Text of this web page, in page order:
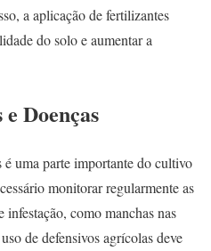
a aplicação de fertilizantes
do solo e aumentar a
Doenças
uma parte importante do cultivo
monitorar regularmente as
como manchas nas
de defensivos agrícolas deve